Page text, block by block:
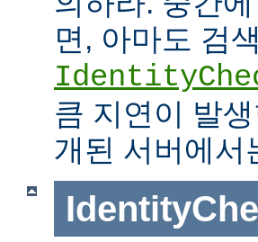
면, 아마도 검
큼 지연이 발
개된 서버에서